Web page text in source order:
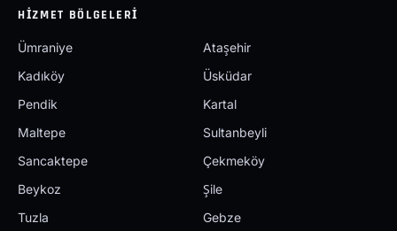
HIZMET BÖLGELERI
Ümraniye
Ataşehir
Kadıköy
Üsküdar
Pendik
Kartal
Maltepe
Sultanbeyli
Sancaktepe
Çekmeköy
Beykoz
Şile
Tuzla
Gebze